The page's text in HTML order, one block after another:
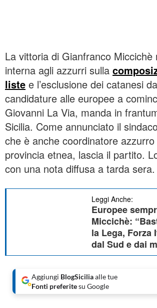
La vittoria di Gianfranco Miccichè
interna agli azzurri sulla
liste e l’esclusione dei catanesi
candidature alle europee a
Giovanni La Via, manda in
Sicilia. Come annunciato il
che è anche coordinatore
provincia etnea, lascia il partito.
con una nota diffusa a tarda sera.
Leggi Anche:
Europee
Miccichè:
la Lega, Forza
dal Sud e dai
Aggiungi BlogSiciliaalle tue
Fonti preferitesu Google